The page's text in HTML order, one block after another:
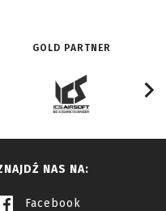
GOLD PARTNER
NAS NA:
Facebook